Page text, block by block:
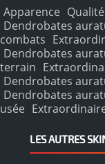
Apparence Qualité
Dendrobates
combats
Dendrobates
terrain
Dendrobates
Dendrobates
usée
LES AUTRES